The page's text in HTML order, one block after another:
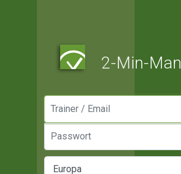
2-Min-Man